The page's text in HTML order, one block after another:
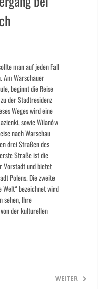
man auf jeden Fall
Am Warschauer
beginnt die Reise
der Stadtresidenz
Weges wird eine
sowie Wilanów
nach Warschau
drei Straßen des
Straße ist die
Vorstadt und bietet
Polens. Die zweite
Welt“ bezeichnet wird
sehen, Ihre
der kulturellen
WEITER